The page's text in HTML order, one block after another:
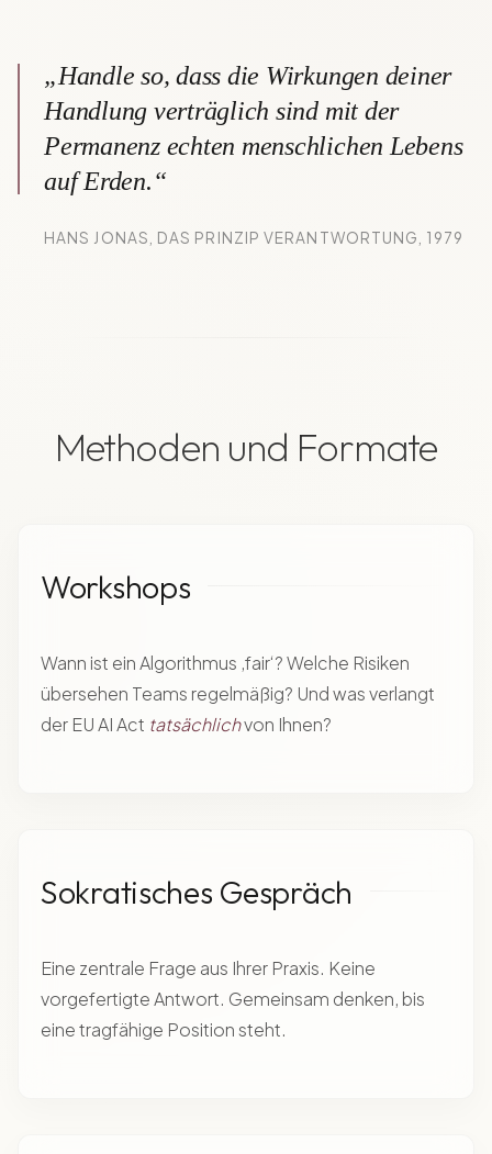
„Handle so, dass die Wirkungen deiner
Handlung verträglich sind mit der
Permanenz echten menschlichen Lebens
auf Erden.“
HANS JONAS, DAS PRINZIP VERANTWORTUNG, 1979
Methoden und Formate
Workshops
Wann ist ein Algorithmus ‚fair‘? Welche Risiken
übersehen Teams regelmäßig? Und was verlangt
der EU AI Act tatsächlichvon Ihnen?
Sokratisches Gespräch
Eine zentrale Frage aus Ihrer Praxis. Keine
vorgefertigte Antwort. Gemeinsam denken, bis
eine tragfähige Position steht.